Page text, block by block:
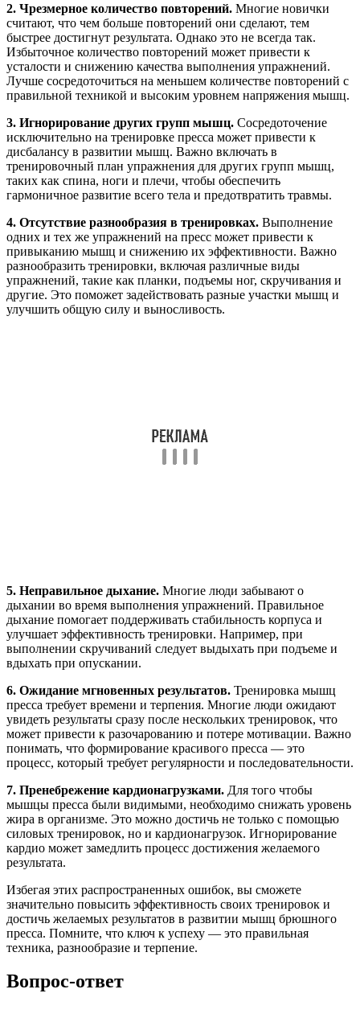
2. Чрезмерное количество повторений. Многие новички
считают, что чем больше повторений они сделают, тем
быстрее достигнут результата. Однако это не всегда так.
Избыточное количество повторений может привести к
усталости и снижению качества выполнения упражнений.
Лучше сосредоточиться на меньшем количестве повторений с
правильной техникой и высоким уровнем напряжения мышц.
3. Игнорирование других групп мышц. Сосредоточение
исключительно на тренировке пресса может привести к
дисбалансу в развитии мышц. Важно включать в
тренировочный план упражнения для других групп мышц,
таких как спина, ноги и плечи, чтобы обеспечить
гармоничное развитие всего тела и предотвратить травмы.
4. Отсутствие разнообразия в тренировках. Выполнение
одних и тех же упражнений на пресс может привести к
привыканию мышц и снижению их эффективности. Важно
разнообразить тренировки, включая различные виды
упражнений, такие как планки, подъемы ног, скручивания и
другие. Это поможет задействовать разные участки мышц и
улучшить общую силу и выносливость.
5. Неправильное дыхание. Многие люди забывают о
дыхании во время выполнения упражнений. Правильное
дыхание помогает поддерживать стабильность корпуса и
улучшает эффективность тренировки. Например, при
выполнении скручиваний следует выдыхать при подъеме и
вдыхать при опускании.
6. Ожидание мгновенных результатов. Тренировка мышц
пресса требует времени и терпения. Многие люди ожидают
увидеть результаты сразу после нескольких тренировок, что
может привести к разочарованию и потере мотивации. Важно
понимать, что формирование красивого пресса — это
процесс, который требует регулярности и последовательности.
7. Пренебрежение кардионагрузками. Для того чтобы
мышцы пресса были видимыми, необходимо снижать уровень
жира в организме. Это можно достичь не только с помощью
силовых тренировок, но и кардионагрузок. Игнорирование
кардио может замедлить процесс достижения желаемого
результата.
Избегая этих распространенных ошибок, вы сможете
значительно повысить эффективность своих тренировок и
достичь желаемых результатов в развитии мышц брюшного
пресса. Помните, что ключ к успеху — это правильная
техника, разнообразие и терпение.
Вопрос-ответ